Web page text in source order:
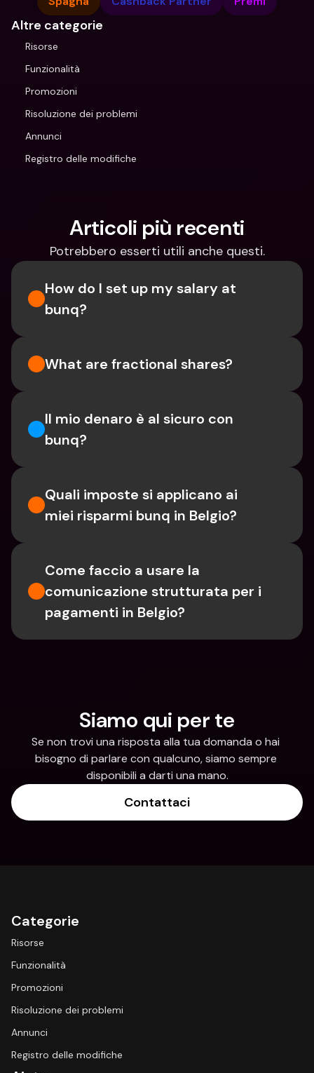
Altre categorie
Risorse
Funzionalità
Promozioni
Risoluzione dei problemi
Annunci
Registro delle modifiche
Articoli più recenti
Potrebbero esserti utili anche questi.
How do I set up my salary at
bunq?
What are fractional shares?
Il mio denaro è al sicuro con
bunq?
Quali imposte si applicano ai
miei risparmi bunq in Belgio?
Come faccio a usare la
comunicazione strutturata per i
pagamenti in Belgio?
Siamo qui per te
Se non trovi una risposta alla tua domanda o hai
bisogno di parlare con qualcuno, siamo sempre
disponibili a darti una mano.
Contattaci
Categorie
Risorse
Funzionalità
Promozioni
Risoluzione dei problemi
Annunci
Registro delle modifiche